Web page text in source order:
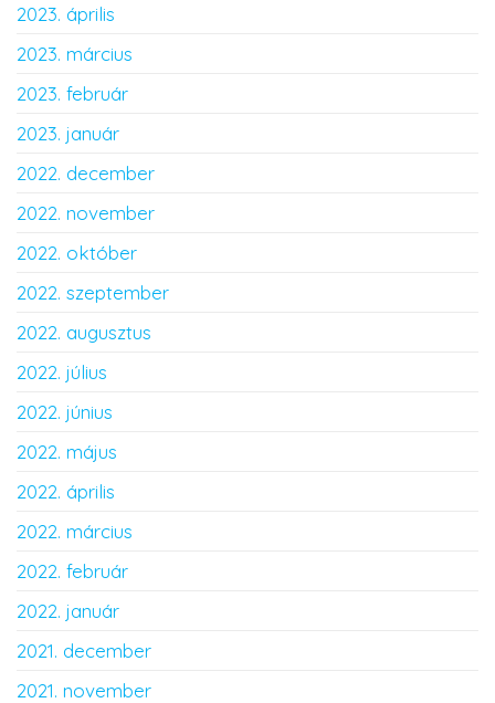
2023. április
2023. március
2023. február
2023. január
2022. december
2022. november
2022. október
2022. szeptember
2022. augusztus
2022. július
2022. június
2022. május
2022. április
2022. március
2022. február
2022. január
2021. december
2021. november